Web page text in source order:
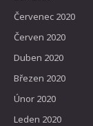
Červenec 2020
Červen 2020
Duben 2020
Březen 2020
Únor 2020
Leden 2020